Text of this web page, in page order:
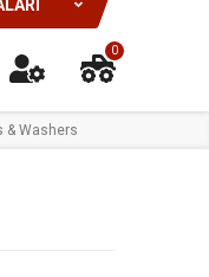
0
& Washers